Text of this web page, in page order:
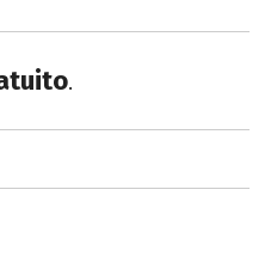
.